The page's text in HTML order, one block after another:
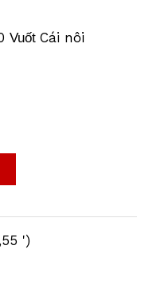
Vuốt Cái nôi
')